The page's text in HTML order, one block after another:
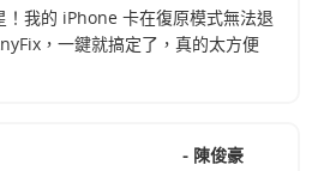
！我的 iPhone 卡在復原模式無法退
，一鍵就搞定了，真的太方便
- 陳俊豪